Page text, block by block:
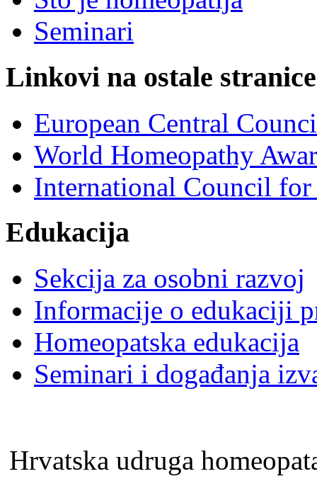
Seminari
Linkovi na ostale stranice
European Central
World Homeopathy
International Council
Edukacija
Sekcija za osobni razvoj
Informacije o edukaciji
Homeopatska edukacija
Seminari i događanja
Hrvatska udruga